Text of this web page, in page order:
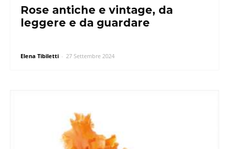
Rose antiche e vintage, da
leggere e da guardare
Elena Tibiletti - 27 Settembre 2024